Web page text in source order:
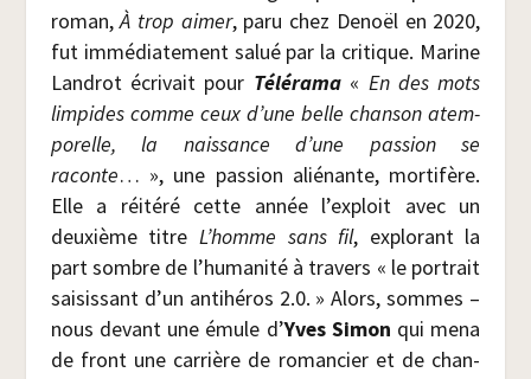
roman,À trop aimer, paru chez Denoël en 2020,
fut immé­dia­te­ment salué par la cri­tique. Marine
Lan­drot écri­vait pour Télé­ra­ma« En des mots
lim­pides comme ceux d’une belle chan­son atem­
po­relle, la nais­sance d’une pas­sion se
raconte… », une pas­sion alié­nante, mor­ti­fère.
Elle a réité­ré cette année l’exploit avec un
deuxième titre L’homme sans fil, explo­rant la
part sombre de l’humanité à tra­vers « le por­trait
sai­sis­sant d’un anti­hé­ros 2.0. » Alors, sommes –
nous devant une émule d’Yves Simon qui mena
de front une car­rière de roman­cier et de chan­